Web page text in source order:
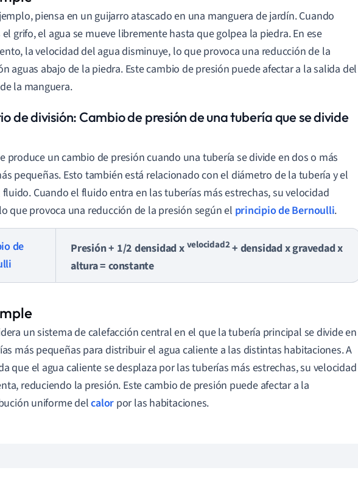
piensa en un guijarro atascado en una manguera de jardín. Cuando
el grifo, el agua se mueve libremente hasta que golpea la piedra. En ese
la velocidad del agua disminuye, lo que provoca una reducción de la
aguas abajo de la piedra. Este cambio de presión puede afectar a la salida del
la manguera.
de división: Cambio de presión de una tubería que se divide
produce un cambio de presión cuando una tubería se divide en dos o más
pequeñas. Esto también está relacionado con el diámetro de la tubería y el
Cuando el fluido entra en las tuberías más estrechas, su velocidad
que provoca una reducción de la presión según el principio de Bernoulli.
de
Presión + 1/2 densidad xvelocidad2+ densidad x gravedad x
altura = constante
un sistema de calefacción central en el que la tubería principal se divide en
más pequeñas para distribuir el agua caliente a las distintas habitaciones. A
que el agua caliente se desplaza por las tuberías más estrechas, su velocidad
reduciendo la presión. Este cambio de presión puede afectar a la
uniforme delcalor por las habitaciones.